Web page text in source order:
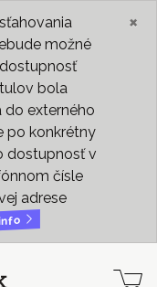
možné
bola
externého
po konkrétny
dostupnosť v
čísle
adrese
×